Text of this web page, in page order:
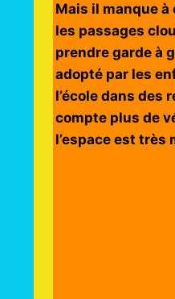
Mais il manque
les passages
prendre garde à
adopté par les
l’école dans des
compte plus de
l’espace est